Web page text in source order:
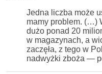
Jedna liczba może
mamy problem. (…)
dużo ponad 20
w magazynach, a
zaczęła, z tego w
nadwyżki zboża —